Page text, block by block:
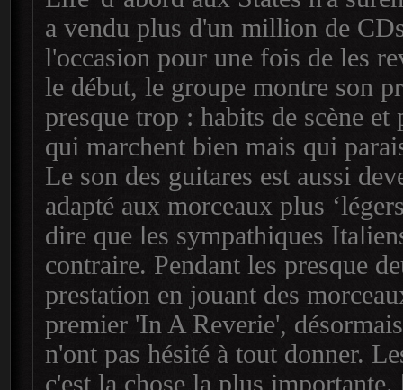
a vendu plus d'un million de
l'occasion pour une fois de les
le début, le groupe montre son
presque trop : habits de scène
qui marchent bien mais qui
Le son des guitares est aussi
adapté aux morceaux plus
dire que les sympathiques
contraire. Pendant les presque
prestation en jouant des
premier 'In A Reverie',
n'ont pas hésité à tout donner.
c'est la chose la plus